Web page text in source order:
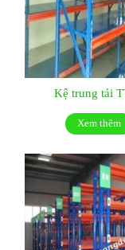
Kệ trung tải
Xem thêm